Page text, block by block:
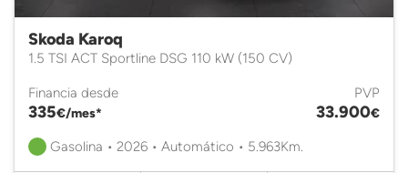
Skoda Karoq
1.5 TSI ACT Sportline DSG 110 kW (150 CV)
Financia desde
335€/mes*
PVP
33.900€
Gasolina • 2026 • Automático • 5.963Km.